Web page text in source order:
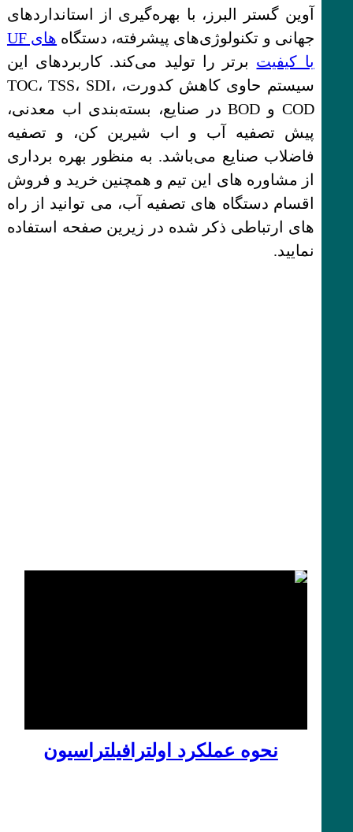
آوین گستر البرز، با بهره‌گیری از استانداردهای
جهانی و تکنولوژی‌های پیشرفته، دستگاه‌
های UF
با کیفیت برتر را تولید می‌کند. کاربردهای این
سیستم حاوی کاهش کدورت، TOC، TSS، SDI،
COD و BOD در صنایع، بسته‌بندی اب معدنی،
پیش تصفیه آب و اب شیرین کن، و تصفیه
فاضلاب صنایع می‌باشد. به منظور بهره برداری
از مشاوره های این تیم و همچنین خرید و فروش
اقسام دستگاه های تصفیه آب، می توانید از راه
های ارتباطی ذکر شده در زیرین صفحه استفاده
نمایید.
نحوه عملکرد اولترافیلتراسیون